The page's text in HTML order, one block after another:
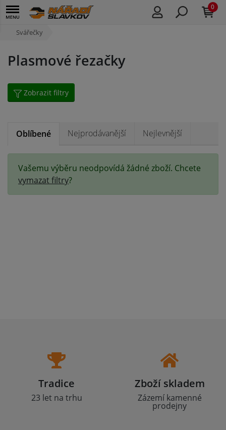
0
Svářečky
Plasmové řezačky
Zobrazit filtry
Oblíbené Nejprodávanější Nejlevnější
Vašemu výběru neodpovídá žádné zboží. Chcete
vymazat filtry?
Tradice
23 let na trhu
Zboží skladem
Zázemí kamenné
prodejny